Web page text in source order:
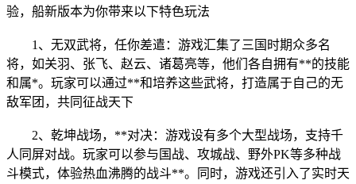
验，船新版本为你带来以下特色玩法
1、无双武将，任你差遣：游戏汇集了三国时期众多名
将，如关羽、张飞、赵云、诸葛亮等，他们各自拥有**的技能
和属*。玩家可以通过**和培养这些武将，打造属于自己的无
敌军团，共同征战天下
2、乾坤战场，**对决：游戏设有多个大型战场， 支持千
人同屏对战。玩家可以参与国战、攻城战、野外PK等多种战
斗模式，体验热血沸腾的战斗**。同时，游戏还引入了实时天